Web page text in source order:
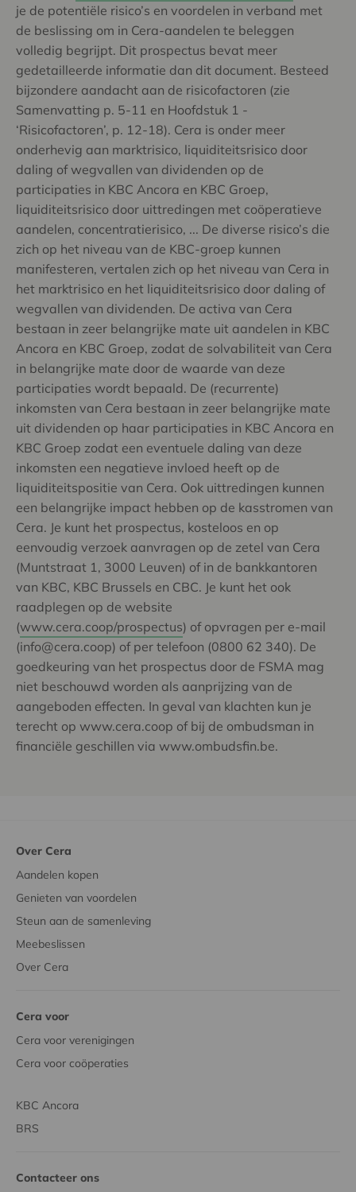
je de potentiële risico’s en voordelen in verband met
de beslissing om in Cera-aandelen te beleggen
volledig begrijpt. Dit prospectus bevat meer
gedetailleerde informatie dan dit document. Besteed
bijzondere aandacht aan de risicofactoren (zie
Samenvatting p. 5-11 en Hoofdstuk 1 -
‘Risicofactoren’, p. 12-18). Cera is onder meer
onderhevig aan marktrisico, liquiditeitsrisico door
daling of wegvallen van dividenden op de
participaties in KBC Ancora en KBC Groep,
liquiditeitsrisico door uittredingen met coöperatieve
aandelen, concentratierisico, ... De diverse risico’s die
zich op het niveau van de KBC-groep kunnen
manifesteren, vertalen zich op het niveau van Cera in
het marktrisico en het liquiditeitsrisico door daling of
wegvallen van dividenden. De activa van Cera
bestaan in zeer belangrijke mate uit aandelen in KBC
Ancora en KBC Groep, zodat de solvabiliteit van Cera
in belangrijke mate door de waarde van deze
participaties wordt bepaald. De (recurrente)
inkomsten van Cera bestaan in zeer belangrijke mate
uit dividenden op haar participaties in KBC Ancora en
KBC Groep zodat een eventuele daling van deze
inkomsten een negatieve invloed heeft op de
liquiditeitspositie van Cera. Ook uittredingen kunnen
een belangrijke impact hebben op de kasstromen van
Cera. Je kunt het prospectus, kosteloos en op
eenvoudig verzoek aanvragen op de zetel van Cera
(Muntstraat 1, 3000 Leuven) of in de bankkantoren
van KBC, KBC Brussels en CBC. Je kunt het ook
raadplegen op de website
(www.cera.coop/prospectus) of opvragen per e-mail
(info@cera.coop) of per telefoon (0800 62 340). De
goedkeuring van het prospectus door de FSMA mag
niet beschouwd worden als aanprijzing van de
aangeboden effecten. In geval van klachten kun je
terecht op www.cera.coop of bij de ombudsman in
financiële geschillen via www.ombudsfin.be.
Over Cera
Aandelen kopen
Genieten van voordelen
Steun aan de samenleving
Meebeslissen
Over Cera
Cera voor
Cera voor verenigingen
Cera voor coöperaties
KBC Ancora
BRS
Contacteer ons